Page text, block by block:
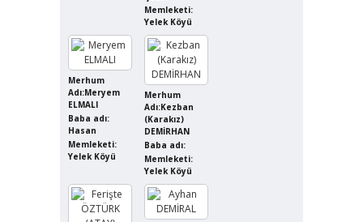
Memleketi:
Yelek Köyü
Merhum
Adı:Meryem
ELMALI
Baba adı:
Hasan
Memleketi:
Yelek Köyü
Merhum
Adı:Kezban
(Karakız)
DEMİRHAN
Baba adı:
Memleketi:
Yelek Köyü